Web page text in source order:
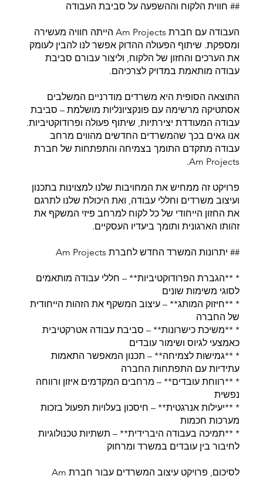
## חווית הלקוח וההשפעה על סביבת העבודה
העבודה עם חברת Am Projects הייתה חוויה מעשירה
ומספקת. שיתוף הפעולה ההדוק אפשר לנו להבין לעומק
את הערכים והחזון של הלקוח, וליצור עבורם סביבת
עבודה מותאמת במדויק לצרכיהם.
התוצאה הסופית היא משרדים מודרניים המשלבים
אסתטיקה מרשימה עם פונקציונליות מושלמת – סביבת
עבודה המעודדת יצירתיות, שיתוף פעולה ופרודוקטיביות.
אנו גאים בכך שהמשרדים החדשים מהווים מרחב
עבודה מתקדם התומך בצמיחה והתפתחות של חברת
Am Projects.
פרויקט זה ממחיש את המחויבות שלנו למצוינות בתכנון
ועיצוב משרדים וחללי עבודה, ואת היכולת שלנו לתרגם
את החזון הייחודי של כל לקוח למרחב פיזי המשקף את
זהותו הארגונית ותומך ביעדיו העסקיים.
## יתרונות המשרד החדש לחברת Am Projects
* **הגברת הפרודוקטיביות** – חללי עבודה מותאמים
לסוגי משימות שונים
* **חיזוק המותג** – עיצוב המשקף את הזהות הייחודית
של החברה
* **משיכת כישרונות** – סביבת עבודה אטרקטיבית
כאמצעי לגיוס ושימור עובדים
* **גמישות לצמיחה** – תכנון המאפשר התאמות
עתידיות עם התפתחות החברה
* **רווחת עובדים** – מרחבים המקדמים איזון ורווחה
נפשית
* **יעילות אנרגטית** – חיסכון בעלויות תפעול בזכות
מערכות חכמות
* **תמיכה בעבודה היברידית** – תשתיות טכנולוגיות
לחיבור בין עובדים במשרד ומרחוק
לסיכום, פרויקט עיצוב המשרדים עבור חברת Am